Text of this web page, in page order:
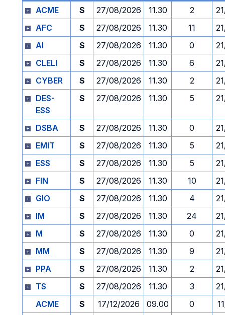
ACME S 27/08/2026 11.30 2
AFC
S 27/08/2026 11.30 11
AI
S 27/08/2026 11.30 0
CLELI
S 27/08/2026 11.30 6
CYBER
S 27/08/2026 11.30 2
DES-
ESS
S 27/08/2026 11.30 5
DSBA S 27/08/2026 11.30 0
EMIT
S 27/08/2026 11.30 5
ESS
S 27/08/2026 11.30 5
FIN
S 27/08/2026 11.30 10
GIO
S 27/08/2026 11.30 4
IM
S 27/08/2026 11.30 24
M
S 27/08/2026 11.30 0
MM
S 27/08/2026 11.30 9
PPA
S 27/08/2026 11.30 2
TS
S 27/08/2026 11.30 3
ACME
S 17/12/2026 09.00 0